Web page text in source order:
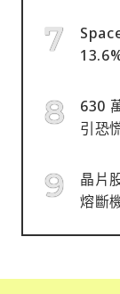
630
引恐
晶片
熔斷